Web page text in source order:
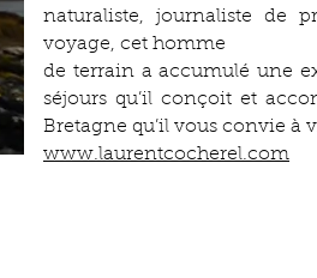
naturaliste, journaliste de
voyage, cet homme
de terrain a accumulé une
séjours qu’il conçoit et
Bretagne qu’il vous convie à
www.laurentcocherel.com